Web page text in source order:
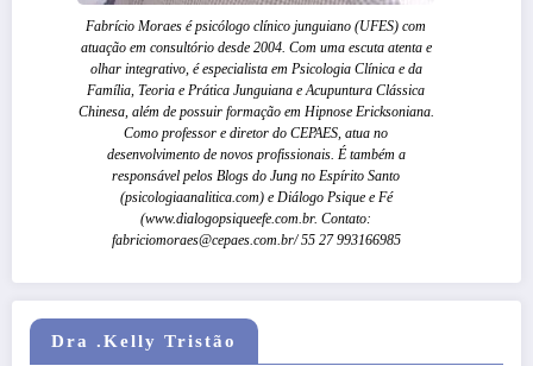
Fabrício Moraes é psicólogo clínico junguiano (UFES) com
atuação em consultório desde 2004. Com uma escuta atenta e
olhar integrativo, é especialista em Psicologia Clínica e da
Família, Teoria e Prática Junguiana e Acupuntura Clássica
Chinesa, além de possuir formação em Hipnose Ericksoniana.
Como professor e diretor do CEPAES, atua no
desenvolvimento de novos profissionais. É também a
responsável pelos Blogs do Jung no Espírito Santo
(psicologiaanalitica.com) e Diálogo Psique e Fé
(www.dialogopsiqueefe.com.br. Contato:
fabriciomoraes@cepaes.com.br/ 55 27 993166985
Dra .Kelly Tristão